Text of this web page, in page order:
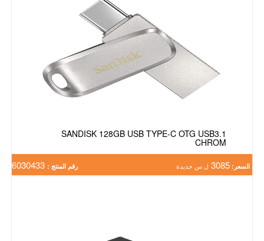
SANDISK 128GB USB TYPE-C OTG USB3.1
CHROM
السعر: 3085 ل س جديدة رقم المنتج :